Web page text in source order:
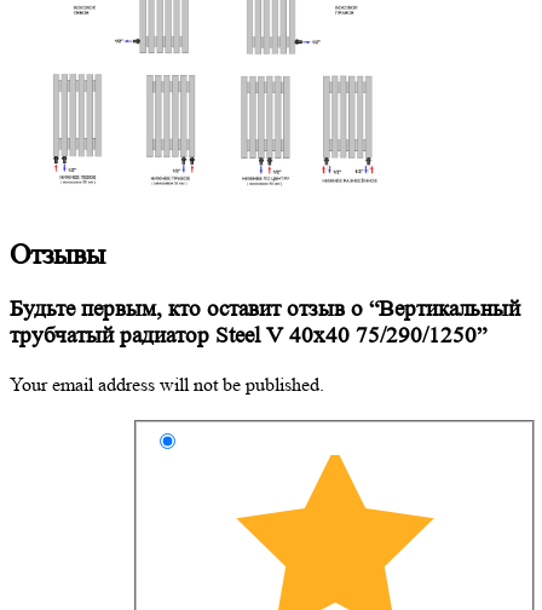
Отзывы
Будьте первым, кто оставит отзыв о “Вертикальный
трубчатый радиатор Steel V 40х40 75/290/1250”
Your email address will not be published.